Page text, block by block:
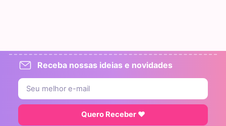
Receba nossas ideias e novidades
Quero Receber ♥